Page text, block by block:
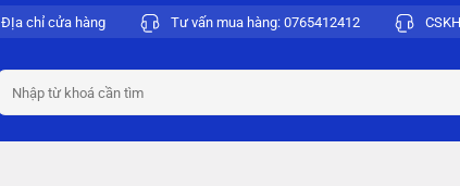
ĐỊa chỉ cửa hàng Tư vấn mua hàng: 0765412412